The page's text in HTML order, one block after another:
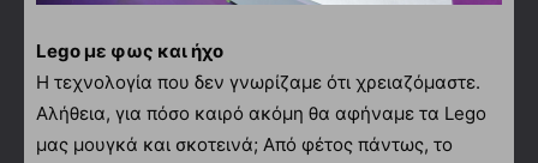
Lego με φως και ήχο
Η τεχνολογία που δεν γνωρίζαμε ότι χρειαζόμαστε.
Αλήθεια, για πόσο καιρό ακόμη θα αφήναμε τα Lego
μας μουγκά και σκοτεινά; Από φέτος πάντως, το